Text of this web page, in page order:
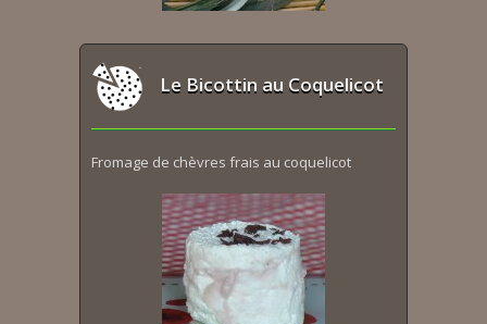
Le Bicottin au Coquelicot
Fromage de chèvres frais au coquelicot